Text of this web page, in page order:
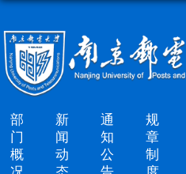
部
门
概
新
闻
动
通
知
公
规
章
制